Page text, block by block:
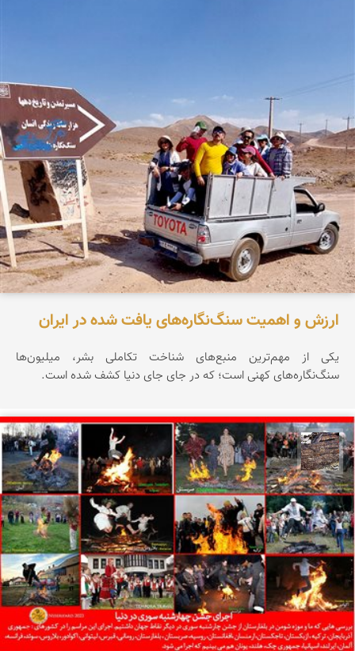
ارزش و اهمیت سنگ‌نگاره‌های یافت شده در ایران
یکی از مهم‌ترین منبع‌های شناخت تکاملی بشر، میلیون‌ها
سنگ‌نگاره‌های کهنی است؛ که در جای جای دنیا کشف شده است.
محمد ناصری فرد